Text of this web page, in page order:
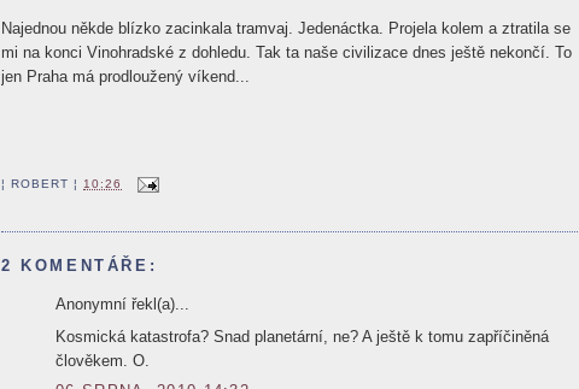
Najednou někde blízko zacinkala tramvaj. Jedenáctka. Projela kolem a ztratila se
mi na konci Vinohradské z dohledu. Tak ta naše civilizace dnes ještě nekončí. To
jen Praha má prodloužený víkend...
¦ ROBERT ¦10:26
2 KOMENTÁŘE:
Anonymní řekl(a)...
Kosmická katastrofa? Snad planetární, ne? A ještě k tomu zapříčiněná
člověkem. O.